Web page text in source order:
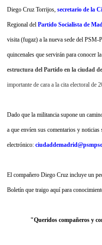
Diego Cruz Torrijos, secretario de la
Regional del Partido Socialista de
visita (fugaz) a la nueva sede del
quincenales que servirán para conocer
estructura del Partido en la ciudad
importante de cara a la cita electoral de
Dado que la militancia supone un
a que envíen sus comentarios y
electrónico:
El compañero Diego Cruz incluye un
Boletín que traigo aquí para
"Queridos compañeros y